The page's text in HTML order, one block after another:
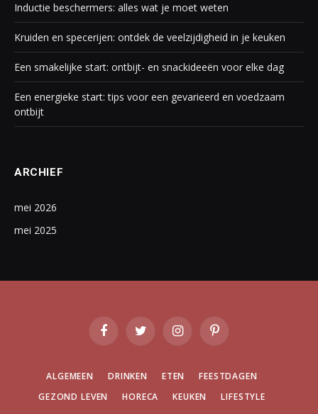
Inductie beschermers: alles wat je moet weten
Kruiden en specerijen: ontdek de veelzijdigheid in je keuken
Een smakelijke start: ontbijt- en snackideeën voor elke dag
Een energieke start: tips voor een gevarieerd en voedzaam
ontbijt
ARCHIEF
mei 2026
mei 2025
FacebookTwitter InstagramPinterest
ALGEMEEN DRINKEN ETEN
FEESTDAGEN
GEZOND LEVEN
HORECA KEUKEN
LIFESTYLE